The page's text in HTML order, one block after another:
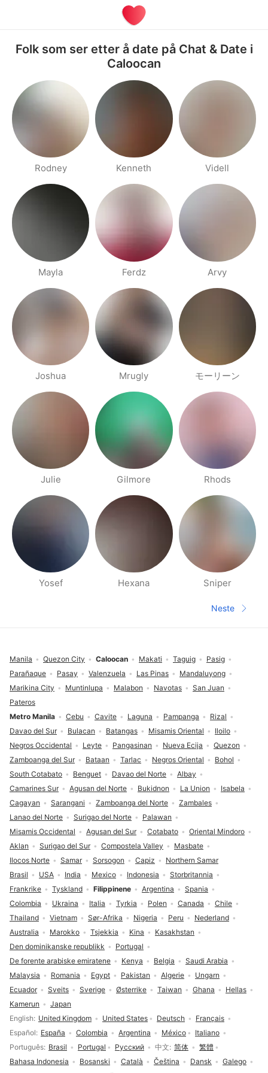
Folk som ser etter å date på Chat & Date i
Caloocan
Rodney Kenneth Videll
Mayla Ferdz Arvy
Joshua Mrugly モーリーン
Julie Gilmore Rhods
Yosef Hexana Sniper
Neste
Neste
Språkvalg
English United Kingdom United States Deutsch
Français
Español
España Colombia Argentina México
Italiano
Português Brasil Portugal Русский 中文 简体
繁體
Bahasa Indonesia
Bosanski Català Čeština Dansk
Galego
Brasil USA India Mexico Indonesia
Storbritannia
Frankrike
Tyskland Filippinene Argentina
Spania
Colombia
Ukraina Italia Tyrkia Polen Canada
Chile
Thailand
Vietnam Sør-Afrika Nigeria Peru
Nederland
Australia
Marokko Tsjekkia Kina
Kasakhstan
Den dominikanske republikk
Portugal
De forente arabiske emiratene
Kenya Belgia
Saudi Arabia
Malaysia
Romania Egypt Pakistan Algerie
Ungarn
Ecuador
Sveits Sverige Østerrike Taiwan Ghana
Hellas
Kamerun
Japan
Metro Manila Cebu Cavite Laguna Pampanga
Rizal
Davao del Sur
Bulacan Batangas Misamis Oriental
Iloilo
Negros Occidental
Leyte Pangasinan Nueva Ecija
Quezon
Zamboanga del Sur
Bataan Tarlac Negros Oriental
Bohol
South Cotabato
Benguet Davao del Norte
Albay
Camarines Sur
Agusan del Norte Bukidnon La Union
Isabela
Cagayan
Sarangani Zamboanga del Norte
Zambales
Lanao del Norte
Surigao del Norte
Palawan
Misamis Occidental
Agusan del Sur Cotabato
Oriental Mindoro
Aklan
Surigao del Sur Compostela Valley
Masbate
Ilocos Norte
Samar Sorsogon Capiz Northern Samar
Manila Quezon City Caloocan Makati Taguig
Pasig
Parañaque
Pasay Valenzuela Las Pinas
Mandaluyong
Marikina City
Muntinlupa Malabon Navotas
San Juan
Pateros